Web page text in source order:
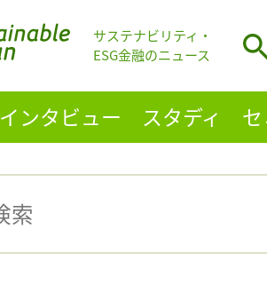
サステナビリティ・
ESG金融のニュース
インタビュー スタディ